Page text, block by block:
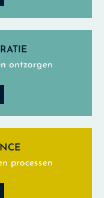
ontzorgen
processen